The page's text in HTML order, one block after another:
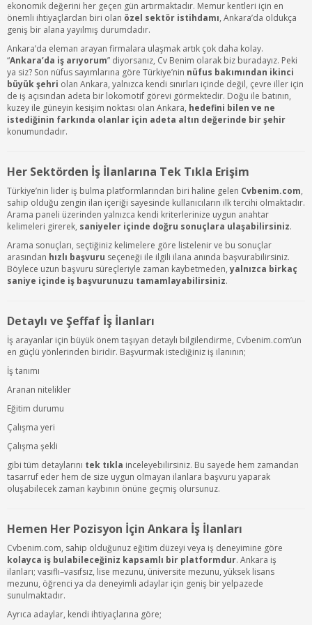
ekonomik değerini her geçen gün artırmaktadır. Memur kentleri için en
önemli ihtiyaçlardan biri olan özel sektör istihdamı, Ankara’da oldukça
geniş bir alana yayılmış durumdadır.
Ankara’da eleman arayan firmalara ulaşmak artık çok daha kolay.
“Ankara’da iş arıyorum” diyorsanız, Cv Benim olarak biz buradayız. Peki
ya siz? Son nüfus sayımlarına göre Türkiye’nin nüfus bakımından ikinci
büyük şehri olan Ankara, yalnızca kendi sınırları içinde değil, çevre iller için
de iş açısından adeta bir lokomotif görevi görmektedir. Doğu ile batının,
kuzey ile güneyin kesişim noktası olan Ankara, hedefini bilen ve ne
istediğinin farkında olanlar için adeta altın değerinde bir şehir
konumundadır.
Her Sektörden İş İlanlarına Tek Tıkla Erişim
Türkiye’nin lider iş bulma platformlarından biri haline gelen Cvbenim.com,
sahip olduğu zengin ilan içeriği sayesinde kullanıcıların ilk tercihi olmaktadır.
Arama paneli üzerinden yalnızca kendi kriterlerinize uygun anahtar
kelimeleri girerek, saniyeler içinde doğru sonuçlara ulaşabilirsiniz.
Arama sonuçları, seçtiğiniz kelimelere göre listelenir ve bu sonuçlar
arasından hızlı başvuru seçeneği ile ilgili ilana anında başvurabilirsiniz.
Böylece uzun başvuru süreçleriyle zaman kaybetmeden,yalnızca birkaç
saniye içinde iş başvurunuzu tamamlayabilirsiniz.
Detaylı ve Şeffaf İş İlanları
İş arayanlar için büyük önem taşıyan detaylı bilgilendirme, Cvbenim.com’un
en güçlü yönlerinden biridir. Başvurmak istediğiniz iş ilanının;
İş tanımı
Aranan nitelikler
Eğitim durumu
Çalışma yeri
Çalışma şekli
gibi tüm detaylarını tek tıkla inceleyebilirsiniz. Bu sayede hem zamandan
tasarruf eder hem de size uygun olmayan ilanlara başvuru yaparak
oluşabilecek zaman kaybının önüne geçmiş olursunuz.
Hemen Her Pozisyon İçin Ankara İş İlanları
Cvbenim.com, sahip olduğunuz eğitim düzeyi veya iş deneyimine göre
kolayca iş bulabileceğiniz kapsamlı bir platformdur. Ankara iş
ilanları; vasıflı–vasıfsız, lise mezunu, üniversite mezunu, yüksek lisans
mezunu, öğrenci ya da deneyimli adaylar için geniş bir yelpazede
sunulmaktadır.
Ayrıca adaylar, kendi ihtiyaçlarına göre;